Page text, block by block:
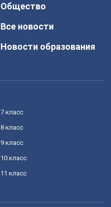
Общество
Все новости
Новости образования
7 класс
8 класс
9 класс
10 класс
11 класс